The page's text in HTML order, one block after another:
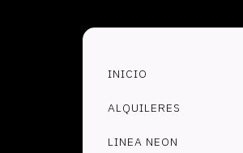
INICIO
ALQUILERES
LINEA NEON